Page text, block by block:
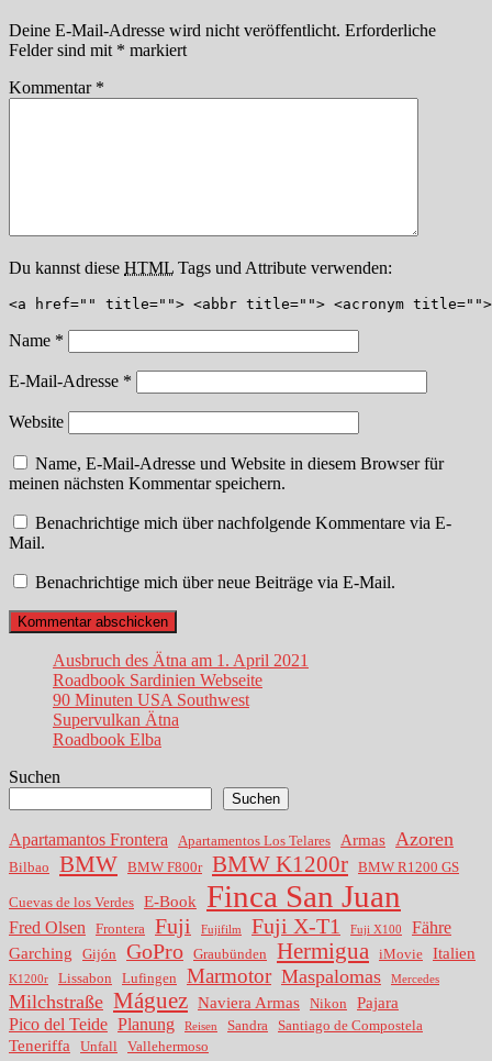
Deine E-Mail-Adresse wird nicht veröffentlicht. Erforderliche
Felder sind mit * markiert
Kommentar *
Du kannst diese HTML Tags und Attribute verwenden:
<a href="" title=""> <abbr title=""> <acronym title="">
Name *
E-Mail-Adresse *
Website
Name, E-Mail-Adresse und Website in diesem Browser für
meinen nächsten Kommentar speichern.
Benachrichtige mich über nachfolgende Kommentare via E-
Mail.
Benachrichtige mich über neue Beiträge via E-Mail.
Ausbruch des Ätna am 1. April 2021
Roadbook Sardinien Webseite
90 Minuten USA Southwest
Supervulkan Ätna
Roadbook Elba
Suchen
Suchen
Apartamantos Frontera Apartamentos Los Telares Armas Azoren
Bilbao BMW BMW F800r BMW K1200r BMW R1200 GS
Cuevas de los Verdes E-Book Finca San Juan
Fred Olsen Frontera Fuji Fujifilm Fuji X-T1 Fuji X100 Fähre
Garching Gijón GoPro Graubünden Hermigua iMovie Italien
K1200r Lissabon Lufingen Marmotor Maspalomas Mercedes
Milchstraße Máguez Naviera Armas Nikon Pajara
Pico del Teide Planung Reisen Sandra Santiago de Compostela
Teneriffa Unfall Vallehermoso